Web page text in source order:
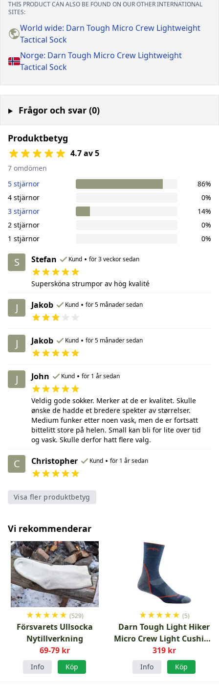
THIS PRODUCT CAN ALSO BE FOUND ON OUR OTHER INTERNATIONAL
SITES:
World wide: Darn Tough Micro Crew Lightweight
Tactical Sock
Norge: Darn Tough Micro Crew Lightweight
Tactical Sock
Frågor och svar (0)
Produktbetyg
4.7 av 5
7 omdömen
5 stjärnor
86%
4 stjärnor
0%
3 stjärnor
14%
2 stjärnor
0%
1 stjärnor
0%
S Stefan Kund • för 3 veckor sedan
Supersköna strumpor av hög kvalité
J Jakob Kund • för 5 månader sedan
J Jakob Kund • för 5 månader sedan
J John Kund • för 1 år sedan
Veldig gode sokker. Merker at de er kvalitet. Skulle
ønske de hadde et bredere spekter av størrelser.
Medium funker etter noen vask, men de er fortsatt
bittelitt store på helen. Small kan bli for lite over tid
og vask. Skulle derfor hatt flere valg.
C Christopher Kund • för 1 år sedan
Visa fler produktbetyg
Vi rekommenderar
★★★★★ (529)
Försvarets Ullsocka
Nytillverkning
69-79 kr
Info Köp
★★★★★ (5)
Darn Tough Light Hiker
Micro Crew Light Cushion
Denim
319 kr
Info Köp